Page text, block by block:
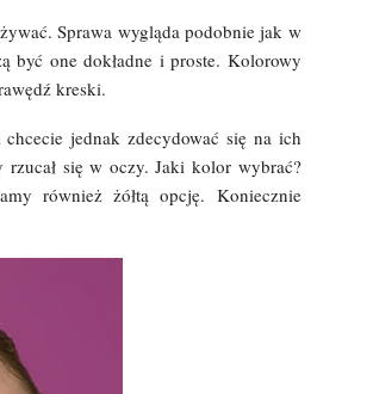
Sprawa wygląda podobnie jak w
być one dokładne i proste. Kolorowy
kreski.
jednak zdecydować się na ich
się w oczy. Jaki kolor wybrać?
również żółtą opcję. Koniecznie